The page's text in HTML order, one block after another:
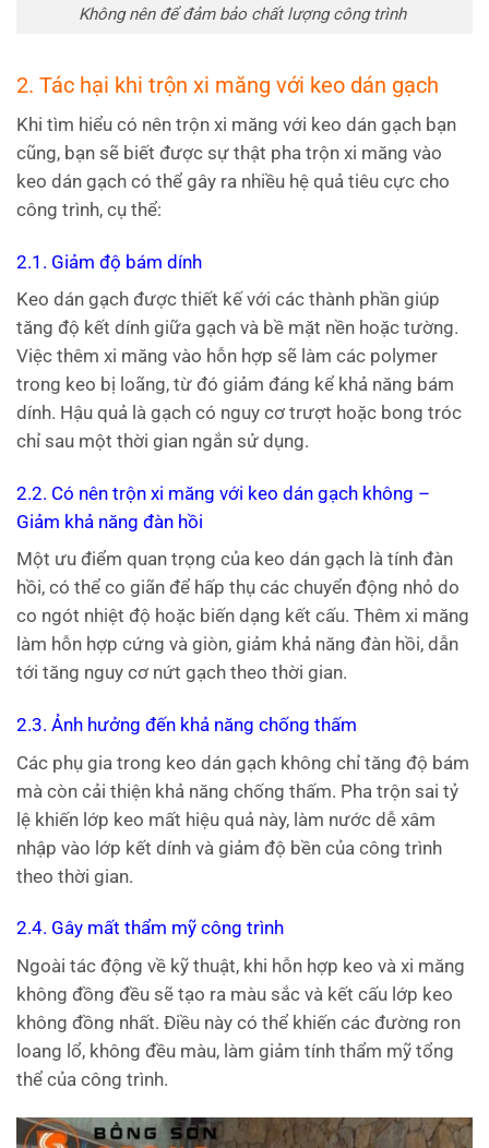
Không nên để đảm bảo chất lượng công trình
2. Tác hại khi trộn xi măng với keo dán gạch
Khi tìm hiểu có nên trộn xi măng với keo dán gạch bạn
cũng, bạn sẽ biết được sự thật pha trộn xi măng vào
keo dán gạch có thể gây ra nhiều hệ quả tiêu cực cho
công trình, cụ thể:
2.1. Giảm độ bám dính
Keo dán gạch được thiết kế với các thành phần giúp
tăng độ kết dính giữa gạch và bề mặt nền hoặc tường.
Việc thêm xi măng vào hỗn hợp sẽ làm các polymer
trong keo bị loãng, từ đó giảm đáng kể khả năng bám
dính. Hậu quả là gạch có nguy cơ trượt hoặc bong tróc
chỉ sau một thời gian ngắn sử dụng.
2.2. Có nên trộn xi măng với keo dán gạch không –
Giảm khả năng đàn hồi
Một ưu điểm quan trọng của keo dán gạch là tính đàn
hồi, có thể co giãn để hấp thụ các chuyển động nhỏ do
co ngót nhiệt độ hoặc biến dạng kết cấu. Thêm xi măng
làm hỗn hợp cứng và giòn, giảm khả năng đàn hồi, dẫn
tới tăng nguy cơ nứt gạch theo thời gian.
2.3. Ảnh hưởng đến khả năng chống thấm
Các phụ gia trong keo dán gạch không chỉ tăng độ bám
mà còn cải thiện khả năng chống thấm. Pha trộn sai tỷ
lệ khiến lớp keo mất hiệu quả này, làm nước dễ xâm
nhập vào lớp kết dính và giảm độ bền của công trình
theo thời gian.
2.4. Gây mất thẩm mỹ công trình
Ngoài tác động về kỹ thuật, khi hỗn hợp keo và xi măng
không đồng đều sẽ tạo ra màu sắc và kết cấu lớp keo
không đồng nhất. Điều này có thể khiến các đường ron
loang lổ, không đều màu, làm giảm tính thẩm mỹ tổng
thể của công trình.